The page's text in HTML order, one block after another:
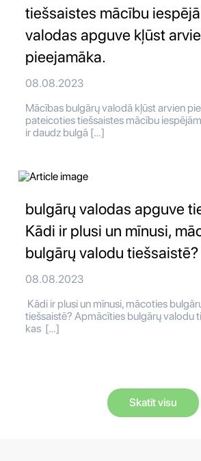
tiešsaistes mācību
valodas apguve kļūst
pieejamāka.
08.08.2023
Mācības bulgārų valodā kļūst arvien
pateicoties tiešsaistes mācību
ir daudz bulgā […]
bulgārų valodas apguve
Kādi ir plusi un mīnusi,
bulgārų valodu tiešsaistē?
08.08.2023
Kādi ir plusi un mīnusi, mācoties
tiešsaistē? Apmācīties bulgārų valodu
kas […]
Skatīt visu